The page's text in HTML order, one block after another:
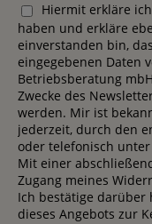
Hiermit erkläre
haben und erkläre
einverstanden bin,
eingegebenen Daten
Betriebsberatung
Zwecke des
werden. Mir ist
jederzeit, durch den
oder telefonisch
Mit einer
Zugang meines
Ich bestätige darüber
dieses Angebots zur